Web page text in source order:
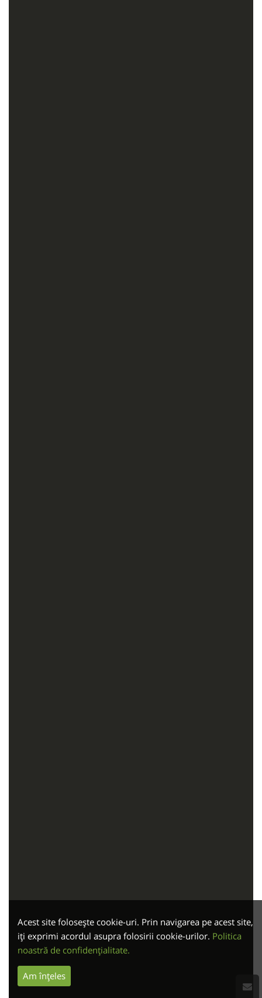
Acest site folosește cookie-uri. Prin navigarea pe acest site,
iți exprimi acordul asupra folosirii cookie-urilor. Politica
noastră de confidențialitate.
Am înțeles